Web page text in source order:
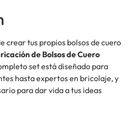
crear tus propios bolsos de cuero
de Bolsos de Cuero
set está diseñado para
hasta expertos en bricolaje, y
para dar vida a tus ideas